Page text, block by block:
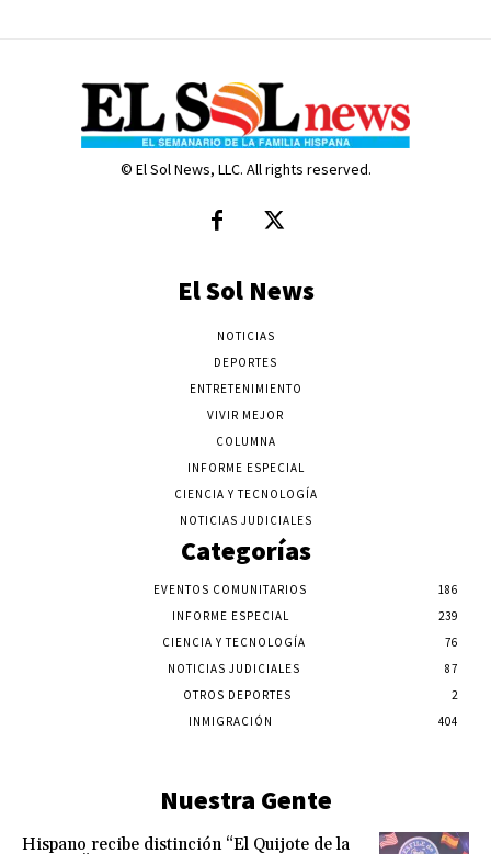
© El Sol News, LLC. All rights reserved.
El Sol News
NOTICIAS
DEPORTES
ENTRETENIMIENTO
VIVIR MEJOR
COLUMNA
INFORME ESPECIAL
CIENCIA Y TECNOLOGÍA
NOTICIAS JUDICIALES
Categorías
EVENTOS COMUNITARIOS
186
INFORME ESPECIAL
239
CIENCIA Y TECNOLOGÍA
76
NOTICIAS JUDICIALES
87
OTROS DEPORTES
2
INMIGRACIÓN
404
Nuestra Gente
Hispano recibe distinción “El Quijote de la